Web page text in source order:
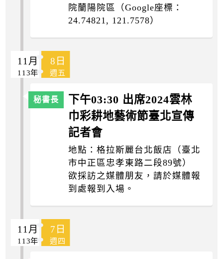
院蘭陽院區（Google座標：
24.74821, 121.7578）
11月 8日
113年 週五
下午03:30 出席2024雲林
巾彩耕地藝術節臺北宣傳
記者會
地點：格拉斯麗台北飯店（臺北
市中正區忠孝東路二段89號）
欲採訪之媒體朋友，請於媒體報
到處報到入場。
11月 7日
113年 週四